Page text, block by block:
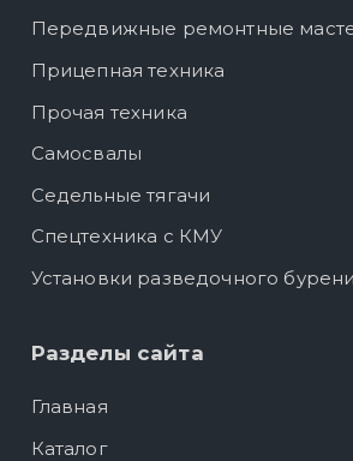
Передвижные ремонтные
Прицепная техника
Прочая техника
Самосвалы
Седельные тягачи
Спецтехника с КМУ
Установки разведочного
Разделы сайта
Главная
Каталог